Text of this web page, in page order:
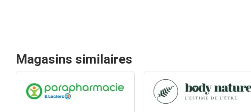
Magasins similaires